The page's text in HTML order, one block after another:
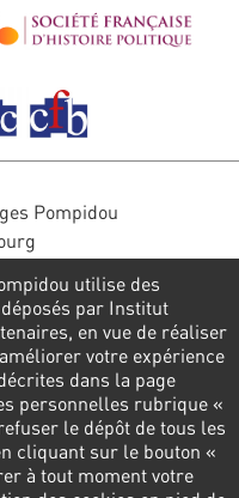
Pompidou
41 22
utilise des
par Institut
en vue de réaliser
votre expérience
dans la page
personnelles rubrique «
le dépôt de tous les
cliquant sur le bouton «
à tout moment votre